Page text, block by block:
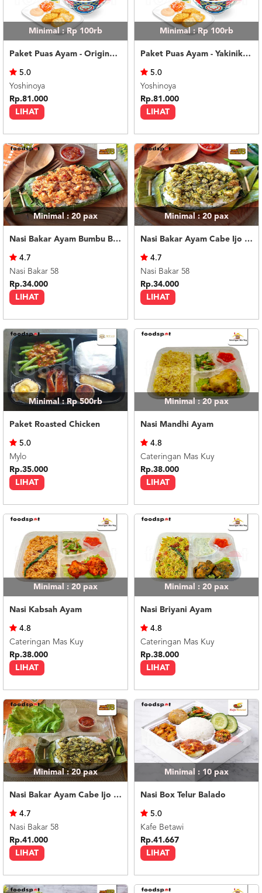
Minimal : Rp 100rb
Paket Puas Ayam - Original Beef Paket Puas (R)
LIHAT
5.0
Yoshinoya
Rp.81.000
Minimal : Rp 100rb
Paket Puas Ayam - Yakiniku Beef Paket Puas (R)
LIHAT
5.0
Yoshinoya
Rp.81.000
Minimal : 20 pax
Nasi Bakar Ayam Bumbu Bali + Kerupuk
LIHAT
4.7
Nasi Bakar 58
Rp.34.000
Minimal : 20pax
Nasi Bakar Ayam Cabe Ijo + Kerupuk
LIHAT
4.7
Nasi Bakar 58
Rp.34.000
Minimal : Rp 500rb
Paket Roasted Chicken
LIHAT
5.0
Mylo
Rp.35.000
Minimal : 20pax
Nasi Mandhi Ayam
LIHAT
4.8
Cateringan Mas Kuy
Rp.38.000
Minimal : 20 pax
Nasi Kabsah Ayam
LIHAT
4.8
Cateringan Mas Kuy
Rp.38.000
Minimal : 20 pax
Nasi Briyani Ayam
LIHAT
4.8
Cateringan Mas Kuy
Rp.38.000
Minimal : 20pax
Nasi Bakar Ayam Cabe Ijo + Telor Balado
LIHAT
4.7
Nasi Bakar 58
Rp.41.000
Minimal : 10pax
Nasi Box Telur Balado
LIHAT
5.0
Kafe Betawi
Rp.41.667